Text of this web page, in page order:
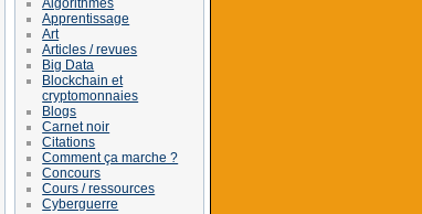
Apprentissage
Art
Articles / revues
Big Data
Blockchain et
cryptomonnaies
Blogs
Carnet noir
Citations
Comment ça marche ?
Concours
Cours / ressources
Cyberguerre